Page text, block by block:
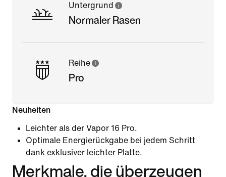
Untergrund
Normaler Rasen
Reihe
Pro
Neuheiten
Leichter als der Vapor 16 Pro.
Optimale Energierückgabe bei jedem Schritt
dank exklusiver leichter Platte.
Merkmale, die überzeugen